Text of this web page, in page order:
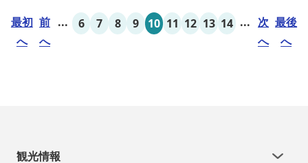
最初
へ
前
へ
... 6 7 8 9 10 11 12 13 14 ... 次
へ
最後
へ
観光情報